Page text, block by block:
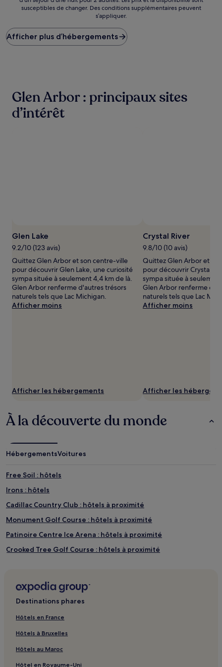
plus
bas
trouvé
heures
sur
base
susceptibles
changer.
Des
conditions
supplémentaires
peuvent
s’appliquer.
susceptibles de changer. Des conditions supplémentaires peuvent
s’appliquer.
Afficher plus d’hébergements
Glen Arbor : principaux sites
d’intérêt
Glen Lake
9.2/10 (123 avis)
Quittez Glen Arbor et son centre-ville
pour découvrir Glen Lake, une curiosité
sympa située à seulement 4,4 km de là.
Glen Arbor renferme d'autres trésors
naturels tels que Lac Michigan.
Afficher moins
Afficher les hébergements
Crystal River
9.8/10 (10 avis)
Quittez Glen Arbor et
pour découvrir Crystal
sympa située à
Glen Arbor renferme
naturels tels que Lac
Afficher moins
Afficher les
À la découverte du monde
HébergementsVoitures
Free Soil : hôtels
Irons : hôtels
Cadillac Country Club : hôtels à proximité
Monument Golf Course : hôtels à proximité
Patinoire Centre Ice Arena : hôtels à proximité
Crooked Tree Golf Course : hôtels à proximité
Parc d'État de Traverse City : Hôtels avec parking à proximité
Clinch Park : Hôtels acceptant les animaux de compagnie à
proximité
Club de golf du Grand Traverse Resort : hôtels à proximité
Destinations phares
Hôtels en France
Hôtels à Bruxelles
Hôtels au Maroc
Hôtel en Royaume-Uni